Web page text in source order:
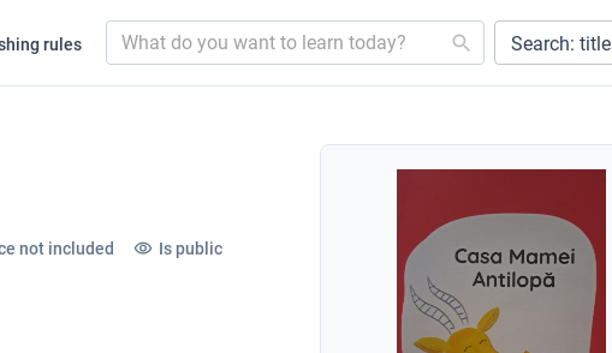
rules Search: title
not included Is public